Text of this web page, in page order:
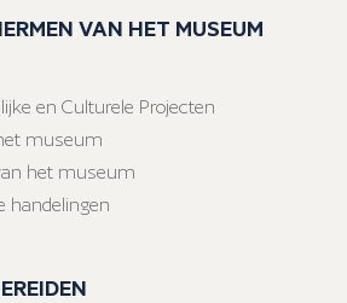
VAN HET MUSEUM
en Culturele Projecten
museum
het museum
handelingen